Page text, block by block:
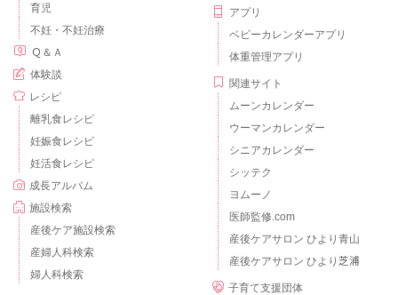
育児
不妊・不妊治療
Ｑ＆Ａ
体験談
レシピ
離乳食レシピ
妊娠食レシピ
妊活食レシピ
成長アルバム
施設検索
産後ケア施設検索
産婦人科検索
婦人科検索
アプリ
ベビーカレンダーアプリ
体重管理アプリ
関連サイト
ムーンカレンダー
ウーマンカレンダー
シニアカレンダー
シッテク
ヨムーノ
医師監修.com
産後ケアサロン ひより青山
産後ケアサロン ひより芝浦
子育て支援団体